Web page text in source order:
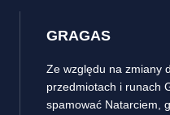
GRAGAS
Ze względu na zmiany
przedmiotach i runach
spamować Natarciem,